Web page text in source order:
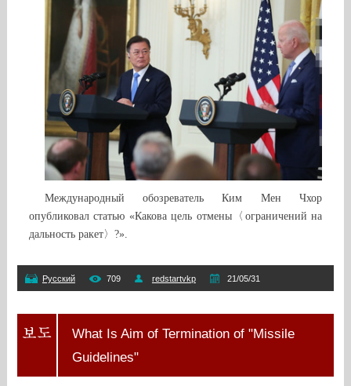
Международный обозреватель Ким Мен Чхор
опубликовал статью «Какова цель отмены〈ограничений на
дальность ракет〉?».
Русский 709 redstartvkp 21/05/31
What Is Aim of Termination of "Missile
Guidelines"